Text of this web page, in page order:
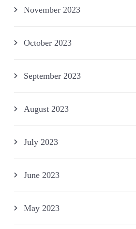
November 2023
October 2023
September 2023
August 2023
July 2023
June 2023
May 2023